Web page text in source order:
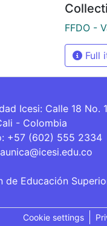
FFDO -
Full
Icesi: Calle 18 No.
- Colombia
+57 (602) 555 2334
de Educación
Cookie settings